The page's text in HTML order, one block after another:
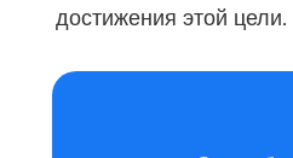
достижения этой цели.